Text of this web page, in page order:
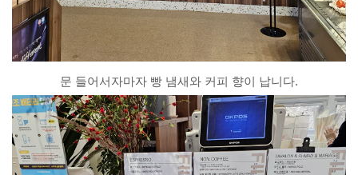
문 들어서자마자 빵 냄새와 커피 향이 납니다.